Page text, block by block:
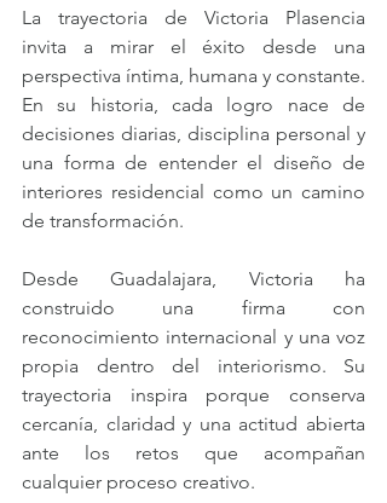
La trayectoria de Victoria Plasencia
invita a mirar el éxito desde una
perspectiva íntima, humana y constante.
En su historia, cada logro nace de
decisiones diarias, disciplina personal y
una forma de entender el diseño de
interiores residencial como un camino
de transformación.
Desde Guadalajara, Victoria ha
construido una firma con
reconocimiento internacional y una voz
propia dentro del interiorismo. Su
trayectoria inspira porque conserva
cercanía, claridad y una actitud abierta
ante los retos que acompañan
cualquier proceso creativo.